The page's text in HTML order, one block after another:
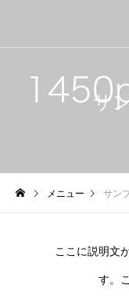
サ
メニュー サン
ここに説明文
す。